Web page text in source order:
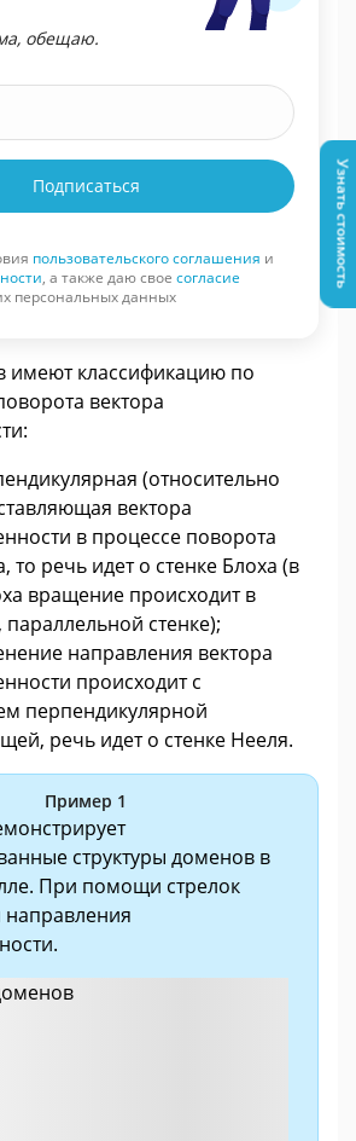
обещаю.
Подписаться
пользовательского соглашения и
, а также даю свое согласие
персональных данных
имеют классификацию по
вектора
(относительно
вектора
в процессе поворота
то речь идет о стенке Блоха (в
вращение происходит в
параллельной стенке);
направления вектора
происходит с
перпендикулярной
речь идет о стенке Нееля.
Пример 1
структуры доменов в
При помощи стрелок
Узнать стоимость